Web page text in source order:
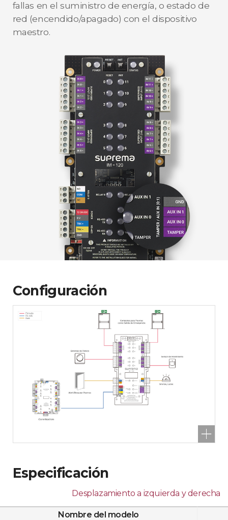
fallas en el suministro de energía, o estado de
red (encendido/apagado) con el dispositivo
maestro.
Configuración
Especificación
Desplazamiento a izquierda y derecha
Nombre del modelo